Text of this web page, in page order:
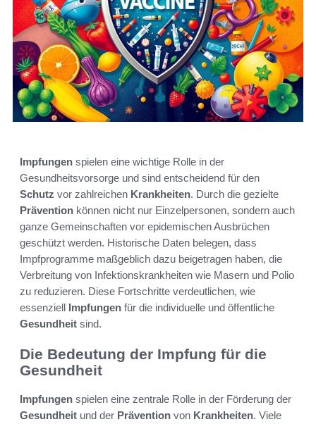
Impfungen spielen eine wichtige Rolle in der
Gesundheitsvorsorge und sind entscheidend für den
Schutz vor zahlreichen Krankheiten. Durch die gezielte
Prävention können nicht nur Einzelpersonen, sondern auch
ganze Gemeinschaften vor epidemischen Ausbrüchen
geschützt werden. Historische Daten belegen, dass
Impfprogramme maßgeblich dazu beigetragen haben, die
Verbreitung von Infektionskrankheiten wie Masern und Polio
zu reduzieren. Diese Fortschritte verdeutlichen, wie
essenziell Impfungen für die individuelle und öffentliche
Gesundheit sind.
Die Bedeutung der Impfung für die
Gesundheit
Impfungen spielen eine zentrale Rolle in der Förderung der
Gesundheit und der Prävention von Krankheiten. Viele